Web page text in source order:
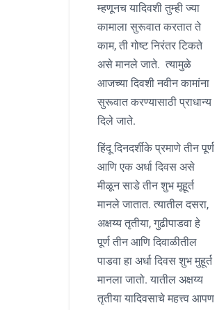
म्हणूनच यादिवशी तुम्ही ज्या
कामाला सुरूवात करतात ते
काम, ती गोष्ट निरंतर टिकते
असे मानले जाते. त्यामुळे
आजच्या दिवशी नवीन कामांना
सुरूवात करण्यासाठी प्राधान्य
दिले जाते.
हिंदू दिनदर्शीके प्रमाणे तीन पूर्ण
आणि एक अर्धा दिवस असे
मीळून साडे तीन शुभ मूहूर्त
मानले जातात. त्यातील दसरा,
अक्षय्य तृतीया, गुढीपाडवा हे
पूर्ण तीन आणि दिवाळीतील
पाडवा हा अर्धा दिवस शुभ मुहूर्त
मानला जातो. यातील अक्षय्य
तृतीया यादिवसाचे महत्त्व आपण